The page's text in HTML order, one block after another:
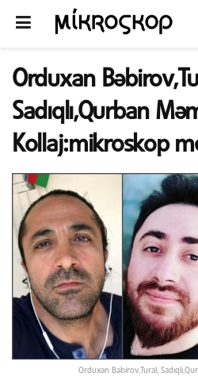
Orduxan
Sadıqlı,Qurban
Kollaj:mikroskop
Orduxan Bəbirov,Tural,